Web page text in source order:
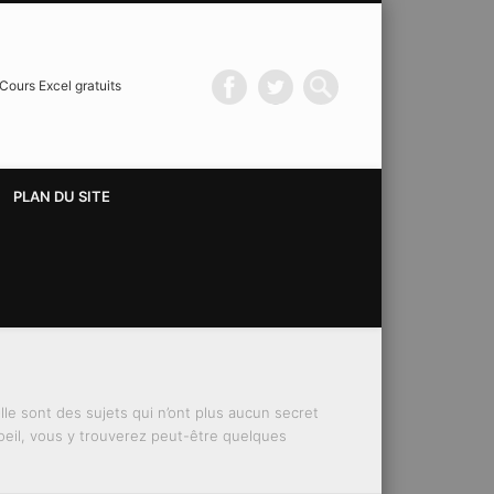
Excel gratuits
PLAN DU SITE
sont des sujets qui n’ont plus aucun secret
vous y trouverez peut-être quelques